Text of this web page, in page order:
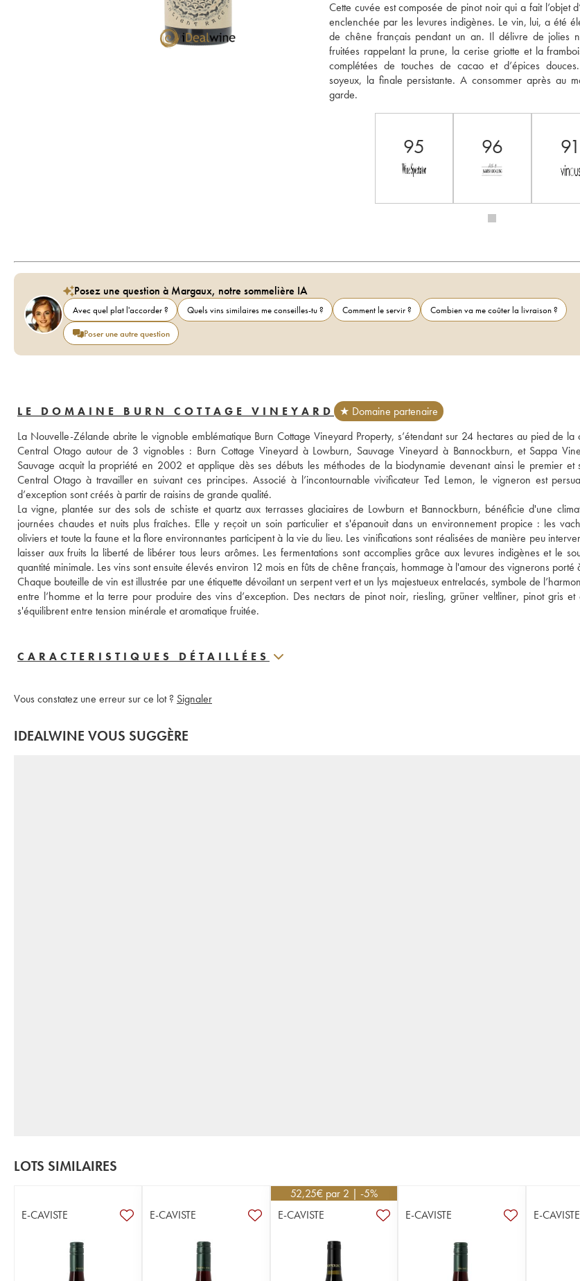
Cette cuvée est composée de pinot noir qui a fait l’objet
enclenchée par les levures indigènes. Le vin, lui, a été
de chêne français pendant un an. Il délivre de jolies
fruitées rappelant la prune, la cerise griotte et la
complétées de touches de cacao et d’épices
soyeux, la finale persistante. A consommer après au
garde.
95 96 91
Posez une question à Margaux, notre sommelière IA
Avec quel plat l'accorder ? Quels vins similaires me conseilles-tu ? Comment le servir ?
Combien va me coûter la livraison ?
Poser une autre question
LE DOMAINE BURN COTTAGE VINEYARD
★ Domaine partenaire
La Nouvelle-Zélande abrite le vignoble emblématique Burn Cottage Vineyard Property, s’étendant sur 24 hectares au pied de
Central Otago autour de 3 vignobles : Burn Cottage Vineyard à Lowburn, Sauvage Vineyard à Bannockburn, et Sappa
Sauvage acquit la propriété en 2002 et applique dès ses débuts les méthodes de la biodynamie devenant ainsi le premier et
Central Otago à travailler en suivant ces principes. Associé à l’incontournable vivificateur Ted Lemon, le vigneron est
d’exception sont créés à partir de raisins de grande qualité.
La vigne, plantée sur des sols de schiste et quartz aux terrasses glaciaires de Lowburn et Bannockburn, bénéficie d'une
journées chaudes et nuits plus fraîches. Elle y reçoit un soin particulier et s'épanouit dans un environnement propice : les
oliviers et toute la faune et la flore environnantes participent à la vie du lieu. Les vinifications sont réalisées de manière peu
laisser aux fruits la liberté de libérer tous leurs arômes. Les fermentations sont accomplies grâce aux levures indigènes et le
quantité minimale. Les vins sont ensuite élevés environ 12 mois en fûts de chêne français, hommage à l'amour des vignerons porté
Chaque bouteille de vin est illustrée par une étiquette dévoilant un serpent vert et un lys majestueux entrelacés, symbole de
entre l’homme et la terre pour produire des vins d’exception. Des nectars de pinot noir, riesling, grüner veltliner, pinot gris
s'équilibrent entre tension minérale et aromatique fruitée.
CARACTERISTIQUES DÉTAILLÉES
Vous constatez une erreur sur ce lot ? Signaler
IDEALWINE VOUS SUGGÈRE
LOTS SIMILAIRES
E-CAVISTE E-CAVISTE
52,25€ par 2 | -5%
E-CAVISTE
E-CAVISTE E-CAVISTE